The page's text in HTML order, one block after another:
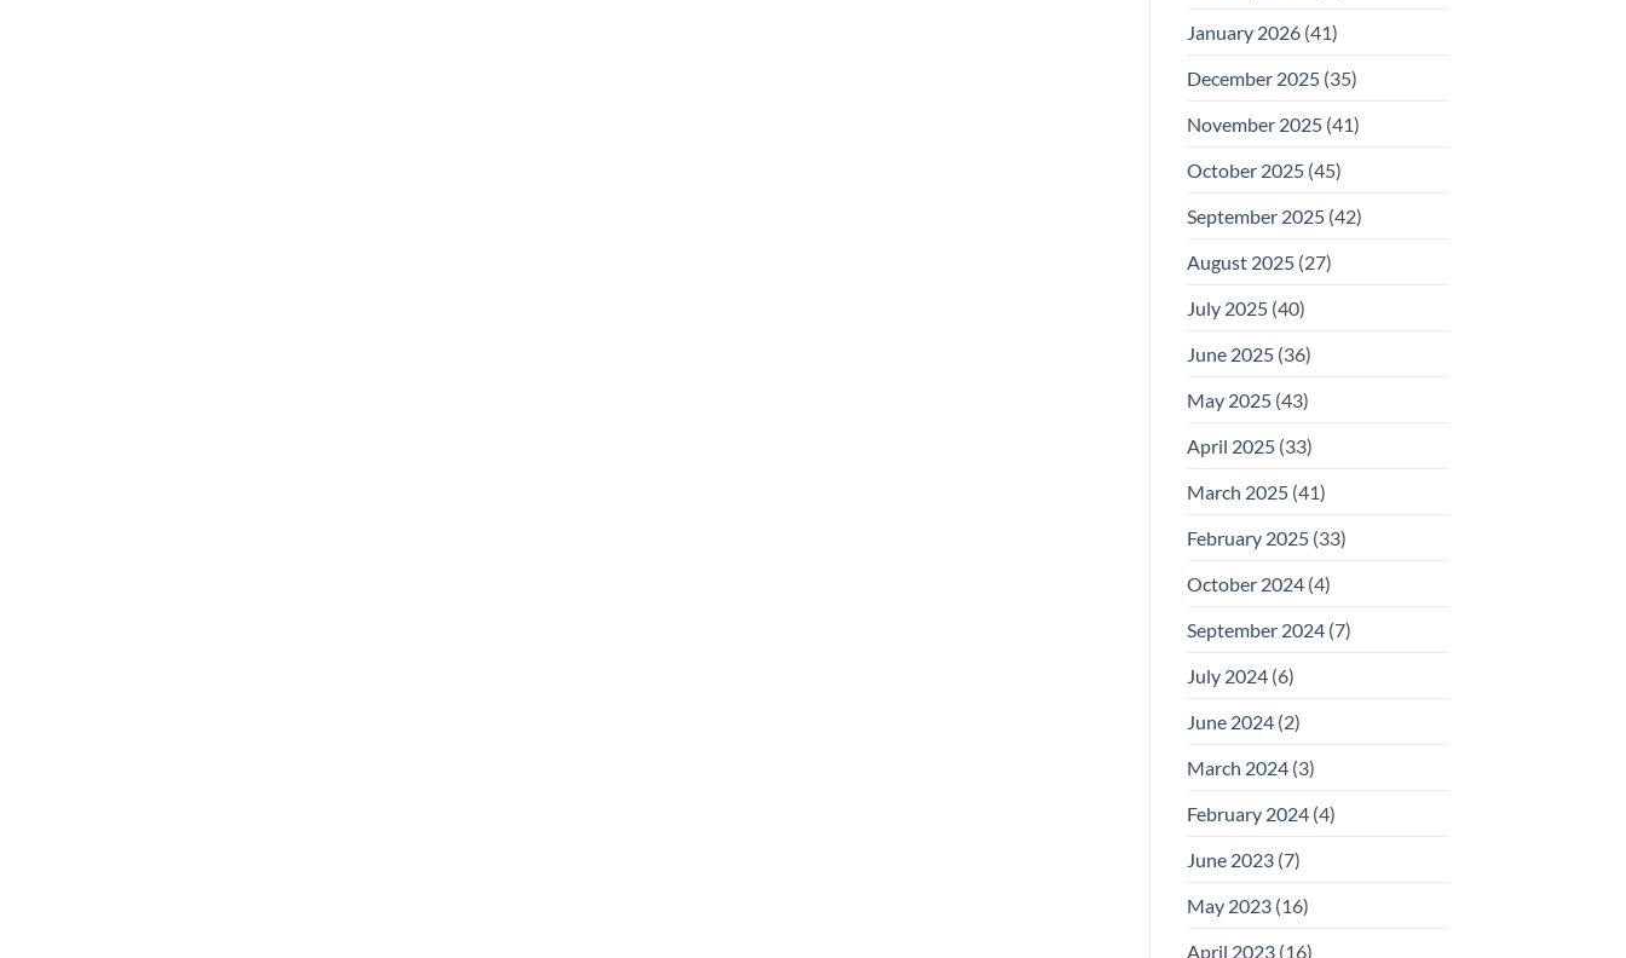
January 2026(41)
December 2025(35)
November 2025(41)
October 2025(45)
September 2025(42)
August 2025(27)
July 2025(40)
June 2025(36)
May 2025(43)
April 2025(33)
March 2025(41)
February 2025(33)
October 2024(4)
September 2024(7)
July 2024(6)
June 2024(2)
March 2024(3)
February 2024(4)
June 2023(7)
May 2023(16)
April 2023(16)